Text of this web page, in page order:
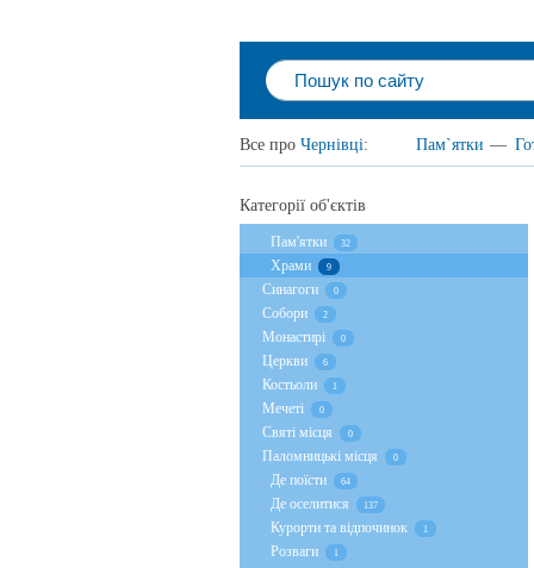
Все про Чернівці: Пам`ятки —
Категорії об'єктів
Пам'ятки 32
Храми 9
Cинагоги 0
Собори 2
Монастирі 0
Церкви 6
Костьоли 1
Мечеті 0
Святі місця 0
Паломницькі місця 0
Де поїсти 64
Де оселитися 137
Курорти та відпочинок 1
Розваги 1